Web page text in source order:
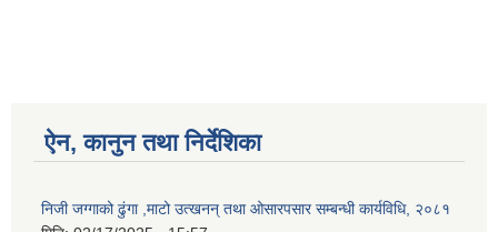
ऐन, कानुन तथा निर्देशिका
निजी जग्गाको ढुंगा ,माटो उत्खनन् तथा ओसारपसार सम्बन्धी कार्यविधि, २०८१